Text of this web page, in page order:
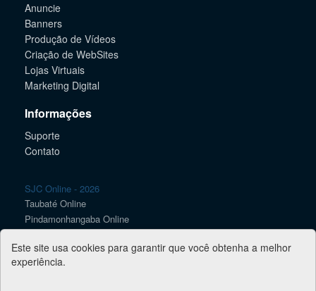
Este site usa cookies para garantir que você obtenha a melhor
experiência.
Anuncie
Banners
Produção de Vídeos
Criação de WebSites
Lojas Virtuais
Marketing Digital
Informações
Suporte
Contato
SJC Online - 2026
Taubaté Online
Pindamonhangaba Online
Caçapava Online
Lorena Online
Guaratinguetá Online